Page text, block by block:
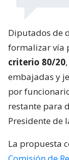
Diputados de
formalizar vía
criterio 80/20
embajadas y
por
restante para
Presidente de
La propuesta